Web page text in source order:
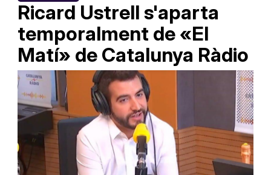
Ricard Ustrell s'aparta
temporalment de «El
Matí» de Catalunya Ràdio